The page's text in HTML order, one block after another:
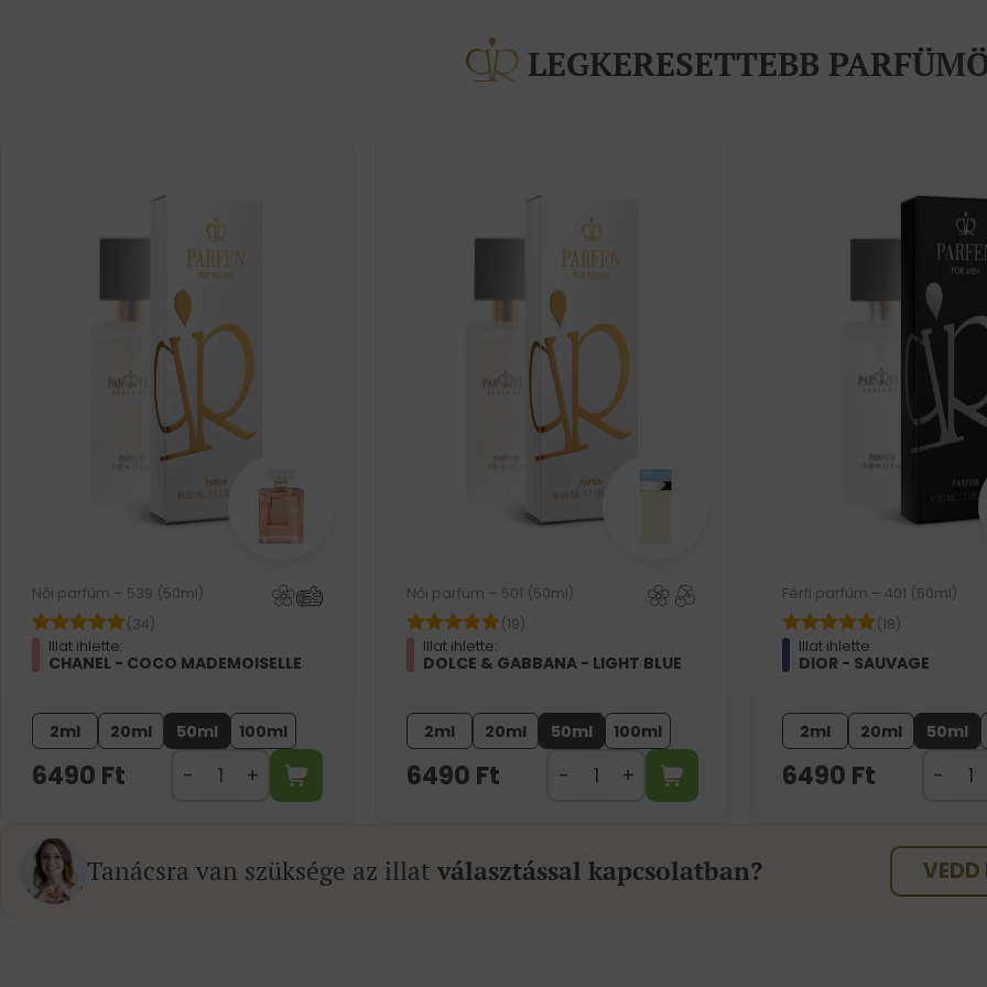
LEGKERESETTEBB
Női parfüm – 539 (50ml)
(34)
Illat ihlette:
CHANEL - COCO MADEMOISELLE
2ml 20ml 50ml 100ml
6490 Ft
Női parfüm – 501 (50ml)
(19)
Illat ihlette:
DOLCE & GABBANA - LIGHT BLUE
2ml 20ml 50ml 100ml
6490 Ft
Férfi parfüm – 401 (50ml)
(18)
Illat ihlette:
DIOR - SAUVAGE
2ml 20ml 50ml
6490 Ft
Tanácsra van szüksége az illatválasztással kapcsolatban?